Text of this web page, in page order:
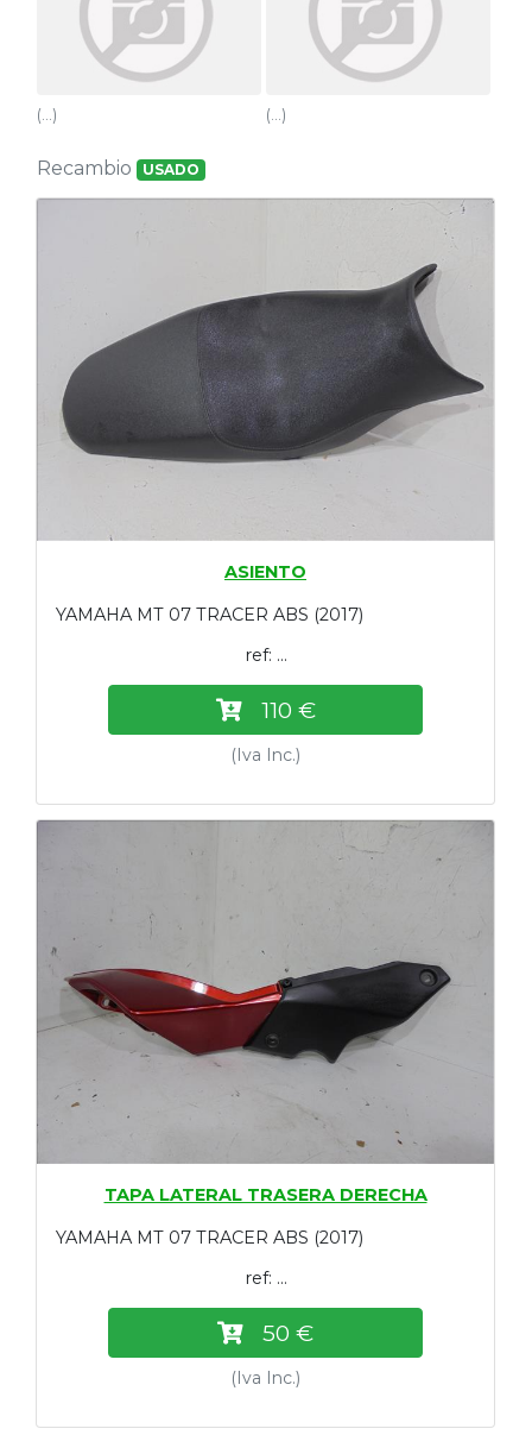
(...) (...)
Recambio USADO
ASIENTO
YAMAHA MT 07 TRACER ABS (2017)
ref: ...
110 €
(Iva Inc.)
TAPA LATERAL TRASERA DERECHA
YAMAHA MT 07 TRACER ABS (2017)
ref: ...
50 €
(Iva Inc.)